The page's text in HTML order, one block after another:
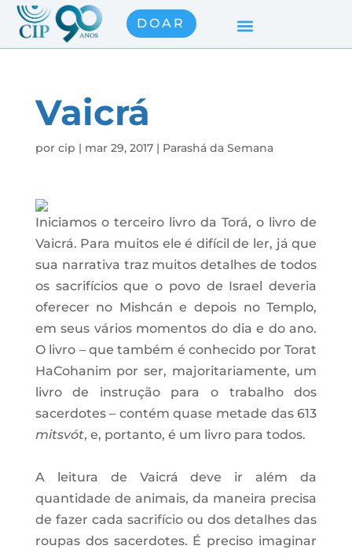
DOAR
Vaicrá
por cip | mar 29, 2017| Parashá da Semana
Iniciamos o terceiro livro da Torá, o livro de
Vaicrá. Para muitos ele é difícil de ler, já que
sua narrativa traz muitos detalhes de todos
os sacrifícios que o povo de Israel deveria
oferecer no Mishcán e depois no Templo,
em seus vários momentos do dia e do ano.
O livro – que também é conhecido por Torat
HaCohanim por ser, majoritariamente, um
livro de instrução para o trabalho dos
sacerdotes – contém quase metade das 613
mitsvót, e, portanto, é um livro para todos.
A leitura de Vaicrá deve ir além da
quantidade de animais, da maneira precisa
de fazer cada sacrifício ou dos detalhes das
roupas dos sacerdotes. É preciso imaginar